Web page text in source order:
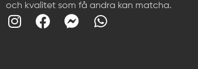
och kvalitet som få andra kan matcha.